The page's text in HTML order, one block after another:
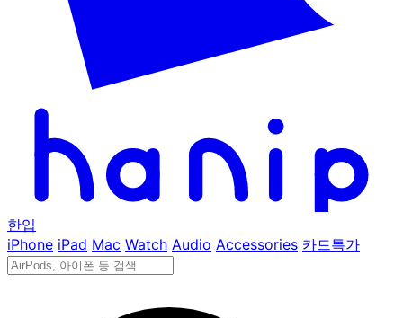
한입
iPhone iPad Mac Watch Audio Accessories 카드특가